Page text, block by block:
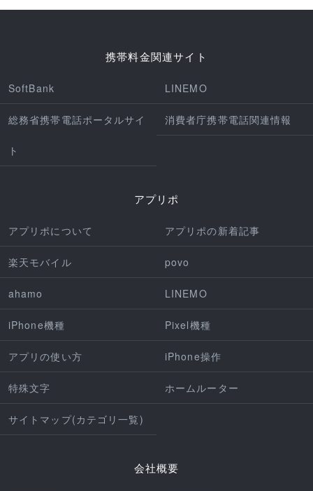
携帯料金関連サイト
SoftBank LINEMO
総務省携帯電話ポータルサイ
ト
消費者庁携帯電話関連情報
アプリポ
アプリポについて アプリポの新着記事
楽天モバイル povo
ahamo LINEMO
iPhone機種 Pixel機種
アプリの使い方 iPhone操作
特殊文字 ホームルーター
サイトマップ(カテゴリ一覧)
会社概要